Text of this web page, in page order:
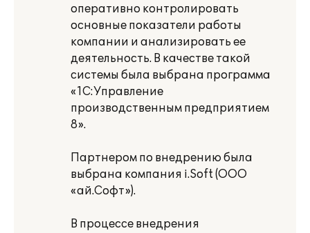
оперативно контролировать
основные показатели работы
компании и анализировать ее
деятельность. В качестве такой
системы была выбрана программа
«1С:Управление
производственным предприятием
8».
Партнером по внедрению была
выбрана компания i.Soft (ООО
«ай.Софт»).
В процессе внедрения